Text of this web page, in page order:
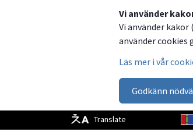
Vi använder
Vi använder
använder cookies
Läs mer i vår
Godkänn
Translate